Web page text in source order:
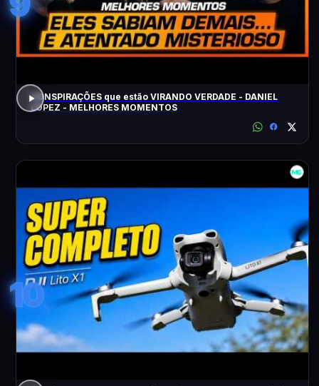
CONSPIRAÇÕES que estão VIRANDO VERDADE - DANIEL
LOPEZ - MELHORES MOMENTOS
10